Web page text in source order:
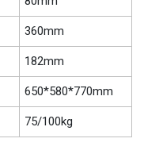
360mm
182mm
650*580*770mm
75/100kg